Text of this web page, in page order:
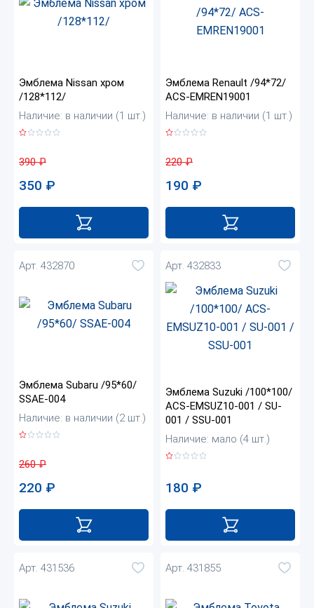
Эмблема Nissan хром
/128*112/
Наличие: в наличии (1 шт.)
390₽
350 ₽
Эмблема Renault /94*72/
ACS-EMREN19001
Наличие: в наличии (1 шт.)
220₽
190 ₽
Арт. 432870
Эмблема Subaru /95*60/
SSAE-004
Наличие: в наличии (2 шт.)
260₽
220 ₽
Арт. 432833
Эмблема Suzuki /100*100/
ACS-EMSUZ10-001 / SU-
001 / SSU-001
Наличие: мало (4 шт.)
180 ₽
Арт. 431536 Арт. 431855